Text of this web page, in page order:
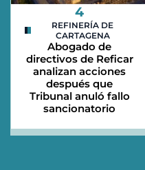
4
REFINERÍA DE
CARTAGENA
Abogado de
directivos de Reficar
analizan acciones
después que
Tribunal anuló fallo
sancionatorio